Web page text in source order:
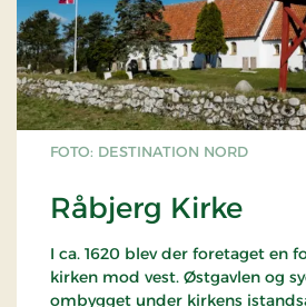
FOTO: DESTINATION NORD
Råbjerg Kirke
I ca. 1620 blev der foretaget en
kirken mod vest. Østgavlen og
ombygget under kirkens